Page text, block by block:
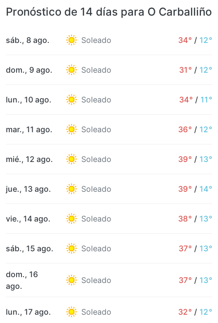
Pronóstico de 14 días para O Carballiño
sáb., 8 ago. Soleado 34° / 12°
dom., 9 ago. Soleado 31° / 12°
lun., 10 ago. Soleado 34° / 11°
mar., 11 ago. Soleado 36° / 12°
mié., 12 ago. Soleado 39° / 13°
jue., 13 ago. Soleado 39° / 14°
vie., 14 ago. Soleado 38° / 13°
sáb., 15 ago. Soleado 37° / 13°
dom., 16
ago.
Soleado 37° / 13°
lun., 17 ago. Soleado 32° / 12°